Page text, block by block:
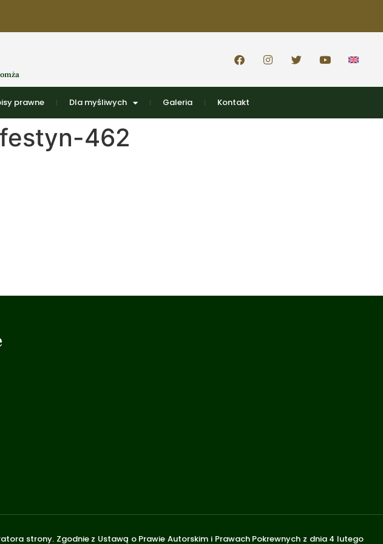
prawne Dla myśliwych Galeria Kontakt
462
strony. Zgodnie z Ustawą o Prawie Autorskim i Prawach Pokrewnych z dnia 4 lutego